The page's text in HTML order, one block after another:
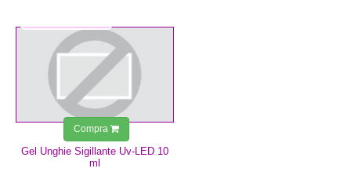
Gel Unghie Sigillante Uv-LED 10
ml
Compra